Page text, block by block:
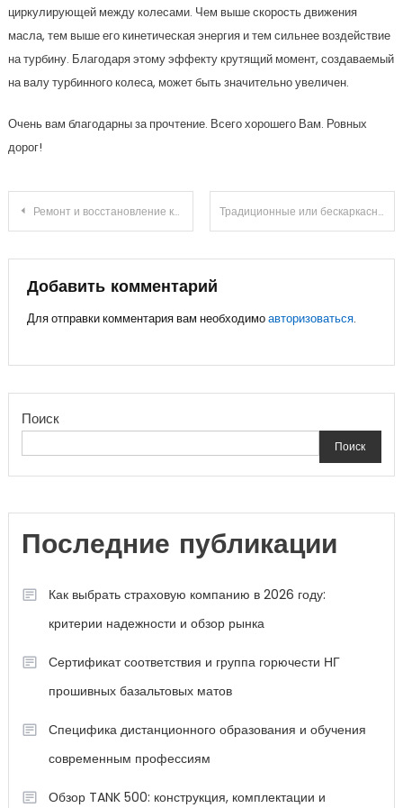
циркулирующей между колесами. Чем выше скорость движения
масла, тем выше его кинетическая энергия и тем сильнее воздействие
на турбину. Благодаря этому эффекту крутящий момент, создаваемый
на валу турбинного колеса, может быть значительно увеличен.
Очень вам благодарны за прочтение. Всего хорошего Вам. Ровных
дорог!
Навигация
записям
Ремонт и восстановление карданных валов Традиционные или бескаркасные дворники?
Добавить комментарий
Для отправки комментария вам необходимоавторизоваться.
Поиск
Поиск
Последние публикации
Как выбрать страховую компанию в 2026 году:
критерии надежности и обзор рынка
Сертификат соответствия и группа горючести НГ
прошивных базальтовых матов
Специфика дистанционного образования и обучения
современным профессиям
Обзор TANK 500: конструкция, комплектации и